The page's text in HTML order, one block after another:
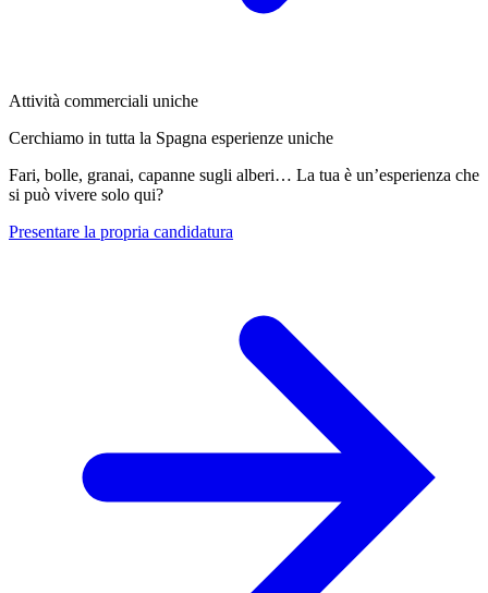
Attività commerciali uniche
Cerchiamo in tutta la Spagna esperienze uniche
Fari, bolle, granai, capanne sugli alberi… La tua è un’esperienza che
si può vivere solo qui?
Presentare la propria candidatura